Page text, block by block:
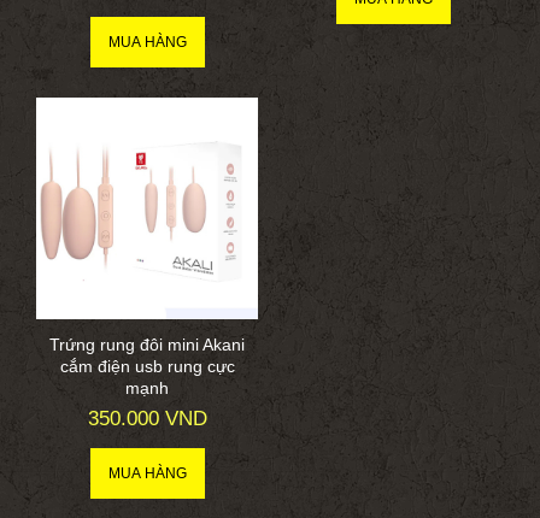
Trứng rung đôi mini Akani
cắm điện usb rung cực
mạnh
350.000 VND